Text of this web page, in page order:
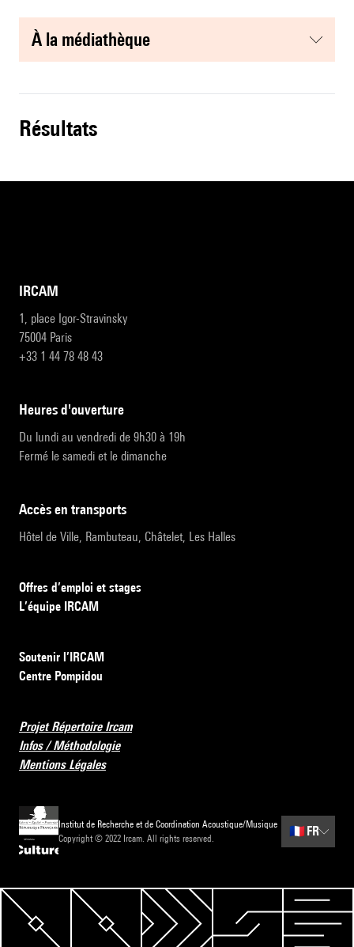
à la médiathèque
résultats
IRCAM
1, place Igor-Stravinsky
75004 Paris
+33 1 44 78 48 43
heures d'ouverture
Du lundi au vendredi de 9h30 à 19h
Fermé le samedi et le dimanche
accès en transports
Hôtel de Ville, Rambuteau, Châtelet, Les Halles
Offres d’emploi et stages
L’équipe IRCAM
Soutenir l’IRCAM
Centre Pompidou
Projet Répertoire Ircam
Infos / Méthodologie
Mentions Légales
Institut de Recherche et de Coordination Acoustique/Musique
Copyright © 2022 Ircam. All rights reserved.
🇫🇷 FR